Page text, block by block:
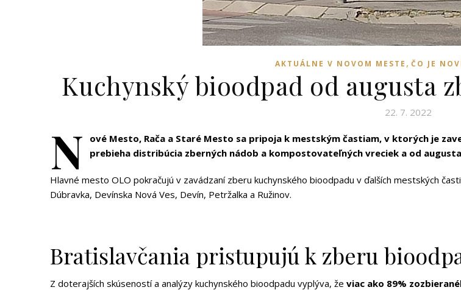
AKTUÁLNE V NOVOM MESTE , ČO JE
Kuchynský bioodpad od augusta
22. 7. 2022
N
ové Mesto, Rača a Staré Mesto sa pripoja k mestským častiam, v ktorých je
prebieha distribúcia zberných nádob a kompostovateľných vreciek a od
Hlavné mesto OLO pokračujú v zavádzaní zberu kuchynského bioodpadu v ďalších mestských
Dúbravka, Devínska Nová Ves, Devín, Petržalka a Ružinov.
Bratislavčania pristupujú k zberu
Z doterajších skúseností a analýzy kuchynského bioodpadu vyplýva, že viac ako 89%